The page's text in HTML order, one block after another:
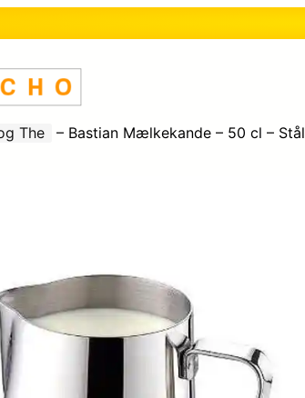
The – Bastian Mælkekande – 50 cl – Stål